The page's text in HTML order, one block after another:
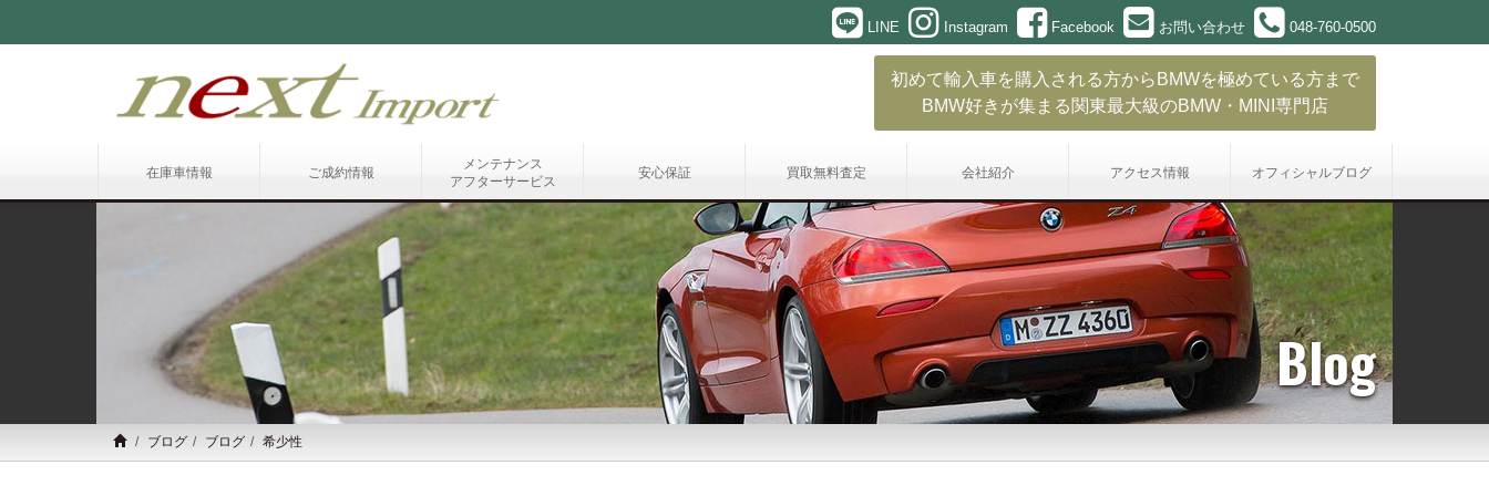
LINE Instagram Facebook お問い合わせ 048-760-0500
初めて輸入車を購入される方からBMWを極めている方まで
BMW好きが集まる関東最大級のBMW・MINI専門店
在庫車情報 ご成約情報
メンテナンス
アフターサービス
安心保証 買取無料査定 会社紹介 アクセス情報 オフィシャルブログ
Blog
ブログ ブログ 希少性